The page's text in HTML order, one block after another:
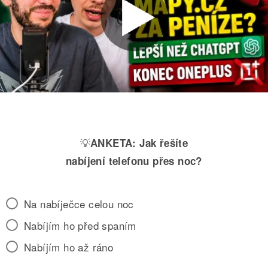
💡ANKETA: Jak řešíte
nabíjení telefonu přes noc?
Na nabíječce celou noc
Nabíjím ho před spaním
Nabíjím ho až ráno